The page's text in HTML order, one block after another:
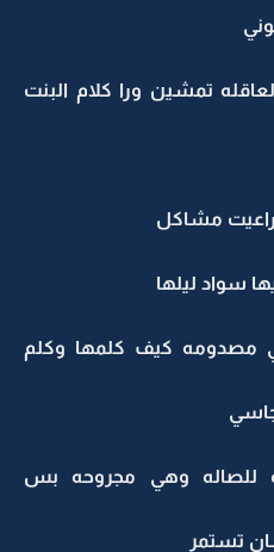
تمشين ورا كلام البنت
مشاكل
سواد ليلها
مصدومه كيف كلمها وكلم
جاسي
للصاله وهي مجروحه بس
تستمر